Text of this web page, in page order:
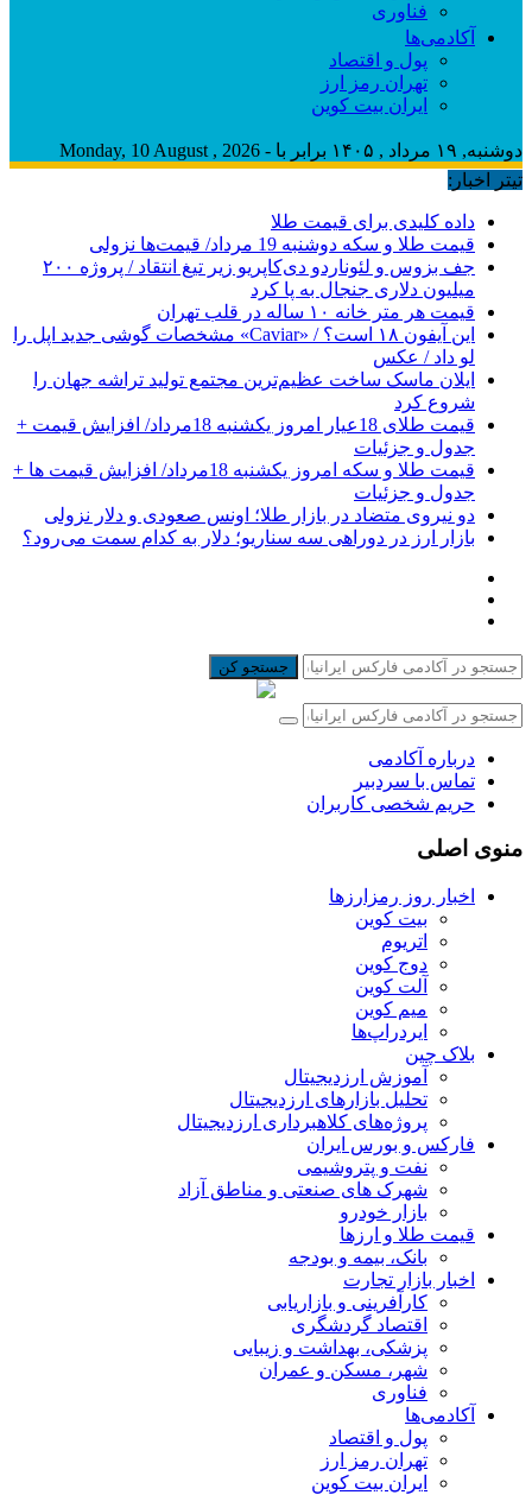
فناوری
آکادمی‌ها
پول و اقتصاد
تهران رمز ارز
ایران بیت کوین
دوشنبه, ۱۹ مرداد , ۱۴۰۵ برابر با - Monday, 10 August , 2026
تیتر اخبار:
داده کلیدی برای قیمت طلا
قیمت طلا و سکه دوشنبه 19 مرداد/ قیمت‌ها نزولی
جف بزوس و لئوناردو دی‌کاپریو زیر تیغ انتقاد / پروژه ۲۰۰
میلیون دلاری جنجال به پا کرد
قیمت هر متر خانه ۱۰ ساله در قلب تهران
این آیفون ۱۸ است؟ / «Caviar» مشخصات گوشی جدید اپل را
لو داد / عکس
ایلان ماسک ساخت عظیم‌ترین مجتمع تولید تراشه جهان را
شروع کرد
قیمت طلای 18عیار امروز یکشنبه 18مرداد/ افزایش قیمت +
جدول و جزئیات
قیمت طلا و سکه امروز یکشنبه 18مرداد/ افزایش قیمت ها +
جدول و جزئیات
دو نیروی متضاد در بازار طلا؛ اونس صعودی و دلار نزولی
بازار ارز در دوراهی سه سناریو؛ دلار به کدام سمت می‌رود؟
جستجو کن
درباره آکادمی
تماس با سردبیر
حریم شخصی کاربران
منوی اصلی
اخبار روز رمزارزها
بیت کوین
اتریوم
دوج کوین
آلت کوین
میم کوین‌
ایردراپ‌ها
بلاک چین
آموزش ارزدیجیتال
تحلیل بازارهای ارزدیجیتال
پروژه‌های کلاهبرداری ارزدیجیتال
فارکس و بورس ایران
نفت و پتروشیمی
شهرک های صنعتی و مناطق آزاد
بازار خودرو
قیمت طلا و ارزها
بانک، بیمه و بودجه
اخبار بازار تجارت
کارآفرینی و بازاریابی
اقتصاد گردشگری
پزشکی، بهداشت و زیبایی
شهر، مسکن و عمران
فناوری
آکادمی‌ها
پول و اقتصاد
تهران رمز ارز
ایران بیت کوین